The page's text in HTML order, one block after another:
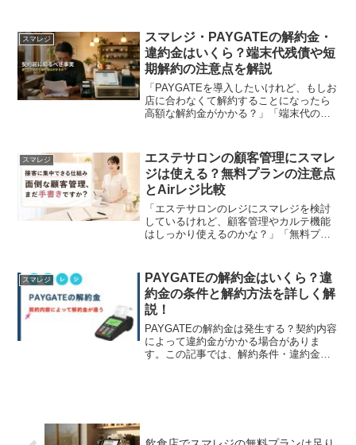
すよね。日々の業務が忙しい中で、細か
い設定作業に時間を取られ...
スマレジ
スマレジ・PAYGATEの解約金・
違約金はいくら？端末代残債や短
期解約の注意点を解説
「PAYGATEを導入したいけれど、もしお
店に合わなくて解約することになったら
高額な解約金がかかる？」「端末代の残
決済を新しく導入する際、解約時の費用
リスクが気になって...
スマレジ
エステサロンの顧客管理にスマレ
ジは使える？無料プランの注意点
とAirレジ比較
「エステサロンのレジにスマレジを検討
しているけれど、顧客管理やカルテ機能
はしっかり使えるのかな？」「無料プラ
ロンにとって、レジ機能だけでなく「顧
客管理がどれくらい使いや...
スマレジ
PAYGATEの解約金はいくら？違
約金の条件と解約方法を詳しく解
説！
PAYGATEの解約金は発生する？契約内容
によって違約金がかかる場合がありま
す。この記事では、解約条件・違約金の